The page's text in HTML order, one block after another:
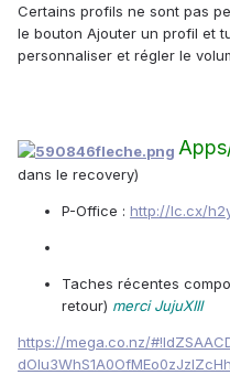
Certains profils ne sont pas
le bouton Ajouter un profil et
personnaliser et régler le
dans le recovery)
P-Office : http://lc.cx/
Taches récentes
retour) merci JujuXIII
https://mega.co.nz/